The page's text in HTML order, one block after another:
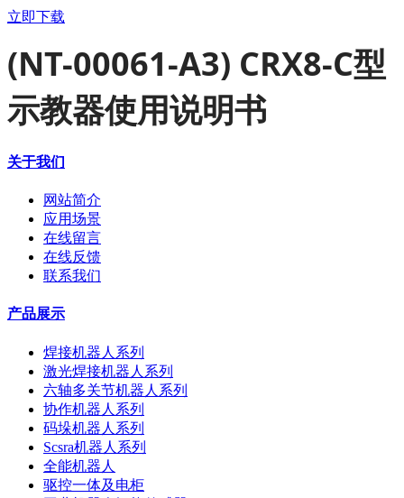
立即下载
(NT-00061-A3) CRX8-C型
示教器使用说明书
关于我们
网站简介
应用场景
在线留言
在线反馈
联系我们
产品展示
焊接机器人系列
激光焊接机器人系列
六轴多关节机器人系列
协作机器人系列
码垛机器人系列
Scsra机器人系列
全能机器人
驱控一体及电柜